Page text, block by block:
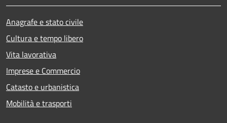
Anagrafe e stato civile
Cultura e tempo libero
Vita lavorativa
Imprese e Commercio
Catasto e urbanistica
Mobilità e trasporti